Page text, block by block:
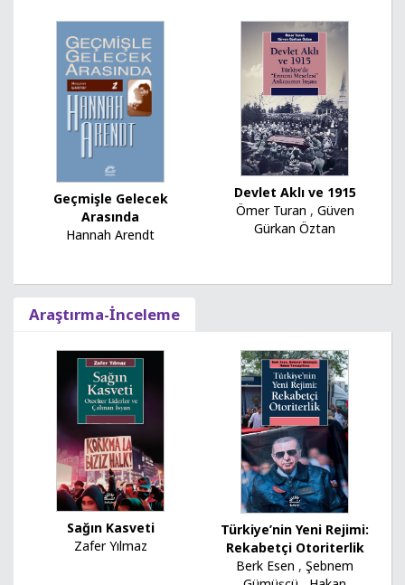
Geçmişle Gelecek
Arasında
Hannah Arendt
Devlet Aklı ve 1915
Ömer Turan , Güven
Gürkan Öztan
Araştırma-İnceleme
Sağın Kasveti
Zafer Yılmaz
Türkiye’nin Yeni Rejimi:
Rekabetçi Otoriterlik
Berk Esen , Şebnem